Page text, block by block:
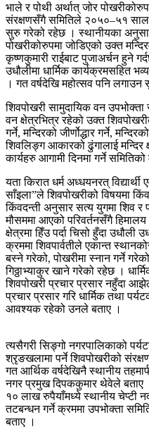
भाले र पोथी अर्थात् जोर
संरक्षणसँगै समितिले २०५०–५१
सुरु गरेको रहेछ । स्थानीयका
पोखरीकोरुपमा जोडिएको उक्त
कृष्णकुमारी राईबाट पुजाअर्चन हुने
उधौलीमा धार्मिक कार्यक्रमसहित
। गत वर्षदेखि महोत्सव पनि
शिवपोखरी सामुदायिक वन
वन क्षेत्रभित्र रहेको उक्त
गर्ने, मन्दिरको जीर्णोद्धार गर्ने,
शिवलिङ्ग आकारको ढुंगालाई मन्दिर
कार्यहरु आगामी दिनमा गर्ने
यता किरात धर्म अध्धयनरत् विद्यार्थी
साँइला”ले शिवपोखरीको विषयमा
किंवदन्ती अनुसार सत्य युगमा शिव र
मौसममा आएको परिवर्तनसँगै हिमालय
क्षेत्रमा हिँउ पर्दा चिसो हुँदा उधौली
क्रममा शिवपार्वतीले एकान्त
बस्ने गरेको, पोखरीमा स्नान गर्ने
गिठ्ठाभ्याकुर खाने गरेको रहेछ ।
शिवपोखरी प्रचार प्रसार नहुँदा
प्रचार प्रसार गरि धार्मिक तथा
आवश्यक रहेको उनले बताए ।
त्यसैगरी सिङ्गो नगरपालिकाको
श्रृङखलामा पर्ने शिवपोखरीको
गत आर्थिक वर्षदेखिनै स्थानीय
नगर प्रमुख दिपककुमार थेवेले बताए
१० लाख रुपैयाँमध्ये स्थानीय चेप्टी
तटबन्धन गर्ने क्रममा उपभोक्ता
बताए ।